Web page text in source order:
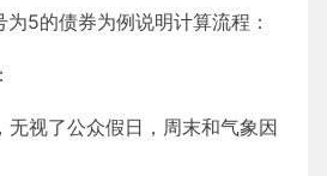
5的债券为例说明计算流程：
视了公众假日，周末和气象因